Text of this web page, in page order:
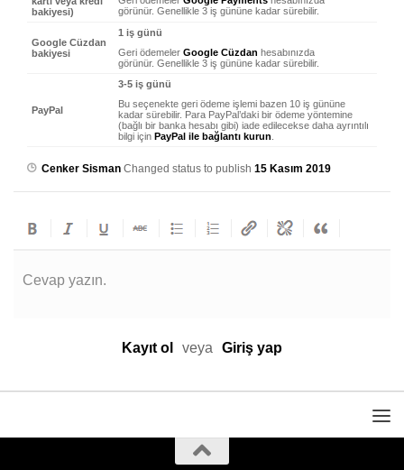
bakiyesi)
görünür. Genellikle 3 iş gününe kadar sürebilir.
Google Cüzdan
bakiyesi
1 iş günü
Geri ödemeler Google Cüzdan hesabınızda
görünür. Genellikle 3 iş gününe kadar sürebilir.
PayPal
3-5 iş günü
Bu seçenekte geri ödeme işlemi bazen 10 iş gününe
kadar sürebilir. Para PayPal’daki bir ödeme yöntemine
(bağlı bir banka hesabı gibi) iade edilecekse daha ayrıntılı
bilgi için PayPal ile bağlantı kurun
Cenker Sisman Changed status to publish 15 Kasım 2019
Cevap yazın.
Kayıt ol veya Giriş yap